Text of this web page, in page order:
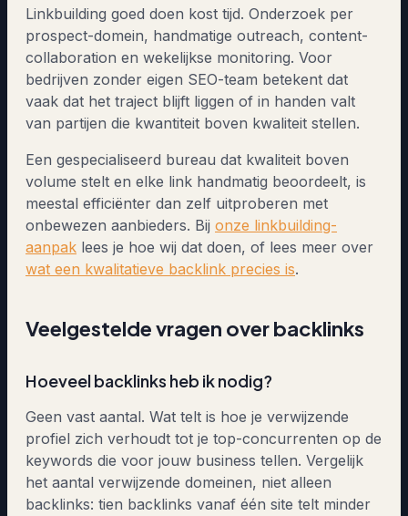
Linkbuilding goed doen kost tijd. Onderzoek per
prospect-domein, handmatige outreach, content-
collaboration en wekelijkse monitoring. Voor
bedrijven zonder eigen SEO-team betekent dat
vaak dat het traject blijft liggen of in handen valt
van partijen die kwantiteit boven kwaliteit stellen.
Een gespecialiseerd bureau dat kwaliteit boven
volume stelt en elke link handmatig beoordeelt, is
meestal efficiënter dan zelf uitproberen met
onbewezen aanbieders. Bij onze linkbuilding-
aanpak lees je hoe wij dat doen, of lees meer over
wat een kwalitatieve backlink precies is.
Veelgestelde vragen over backlinks
Hoeveel backlinks heb ik nodig?
Geen vast aantal. Wat telt is hoe je verwijzende
profiel zich verhoudt tot je top-concurrenten op de
keywords die voor jouw business tellen. Vergelijk
het aantal verwijzende domeinen, niet alleen
backlinks: tien backlinks vanaf één site telt minder